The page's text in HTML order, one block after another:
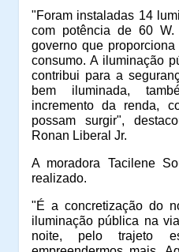
"Foram instaladas 14
com potência de 60
governo que
consumo. A iluminação
contribui para a
bem iluminada,
incremento da renda,
possam surgir",
Ronan Liberal Jr.
A moradora Tacilene
realizado.
"É a concretização do
iluminação pública na
noite, pelo trajeto